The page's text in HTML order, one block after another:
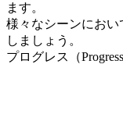
ます。
様々なシーンにお
しましょう。
プログレス（